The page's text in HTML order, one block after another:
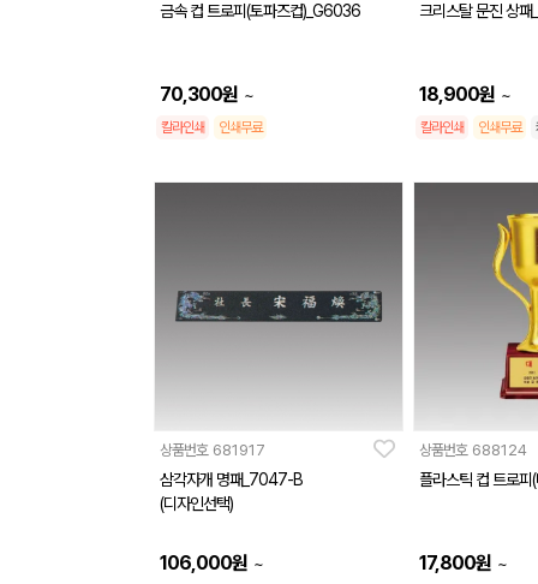
금속 컵 트로피(토파즈컵)_G6036
70,300원 ~
칼라인쇄 인쇄무료
크리스탈 문진 상
18,900원 ~
칼라인쇄 인쇄무료
상품번호 681917
삼각자개 명패_7047-B
(디자인선택)
106,000원 ~
상품번호 688124
플라스틱 컵 트로
17,800원 ~